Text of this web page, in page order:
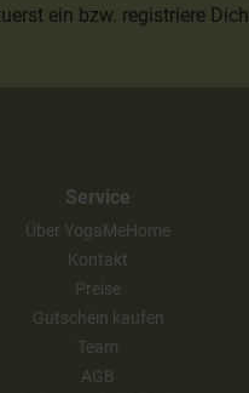
ein bzw. registriere Dich.
Service
Über YogaMeHome
Kontakt
Preise
Gutschein kaufen
Team
AGB